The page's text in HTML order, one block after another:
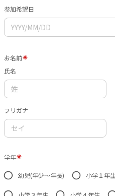
参加希望日
お名前
氏名
フリガナ
学年
幼児(年少〜年長) 小学１年